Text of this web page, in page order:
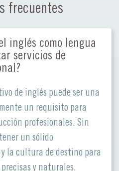
frecuentes
inglés como lengua
servicios de
de inglés puede ser una
un requisito para
profesionales. Sin
un sólido
la cultura de destino para
y naturales.